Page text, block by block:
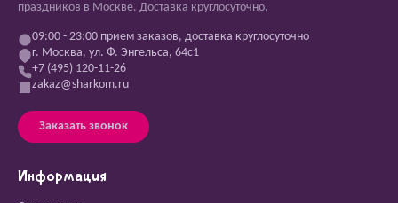
праздников в Москве. Доставка круглосуточно.
09:00 - 23:00 прием заказов, доставка круглосуточно
г. Москва, ул. Ф. Энгельса, 64с1
+7 (495) 120-11-26
zakaz@sharkom.ru
Заказать звонок
Информация